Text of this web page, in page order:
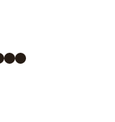
InstagramPinterest